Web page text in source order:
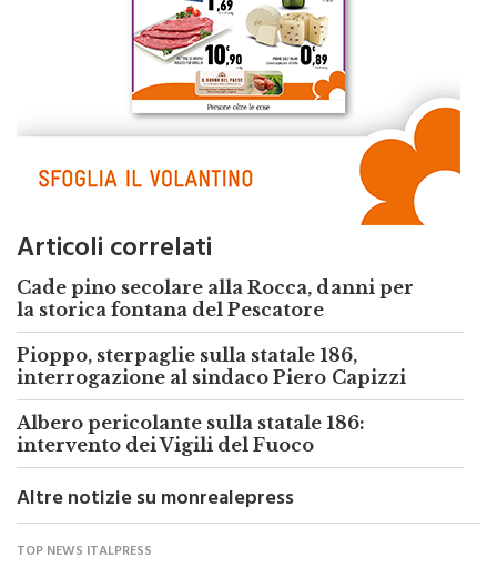
Articoli correlati
Cade pino secolare alla Rocca, danni per
la storica fontana del Pescatore
Pioppo, sterpaglie sulla statale 186,
interrogazione al sindaco Piero Capizzi
Albero pericolante sulla statale 186:
intervento dei Vigili del Fuoco
Altre notizie su monrealepress